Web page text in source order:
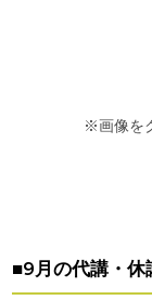
※画像を
■9月の代講・休